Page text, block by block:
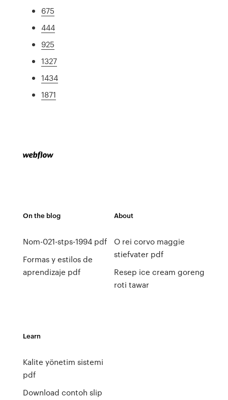
675
444
925
1327
1434
1871
On the blog
Nom-021-stps-1994 pdf
Formas y estilos de
aprendizaje pdf
About
O rei corvo maggie
stiefvater pdf
Resep ice cream goreng
roti tawar
Learn
Kalite yönetim sistemi
pdf
Download contoh slip